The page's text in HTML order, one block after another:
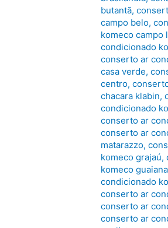
butantã,
campo belo,
komeco campo
condicionado
conserto ar
casa verde,
centro,
chacara klabin,
condicionado
conserto ar
conserto ar
matarazzo,
komeco grajaú,
komeco
condicionado
conserto ar
conserto ar
conserto ar